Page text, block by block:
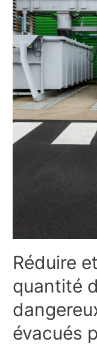
Réduire
quantité
évacués